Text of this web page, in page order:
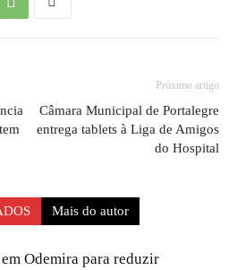
Próximo artigo
Câmara Municipal de Portalegre
entrega tablets à Liga de Amigos
do Hospital
Mais do autor
Odemira para reduzir